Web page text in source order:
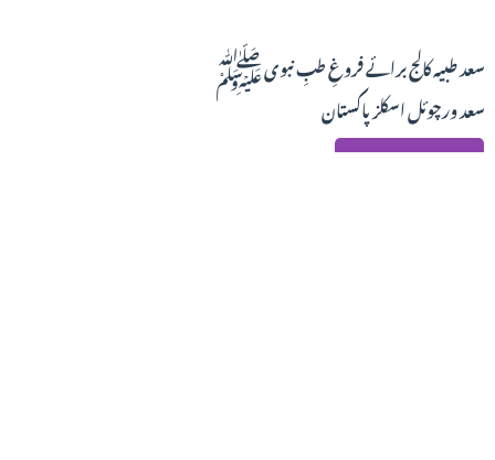
سعد طبیہ کالج برائے فروغِ طبِ نبوی ﷺ
سعد ورچوئل اسکلز پاکستان
مزید جانیں